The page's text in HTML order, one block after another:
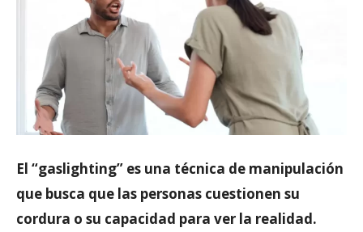
El “gaslighting” es una técnica de manipulación
que busca que las personas cuestionen su
cordura o su capacidad para ver la realidad.